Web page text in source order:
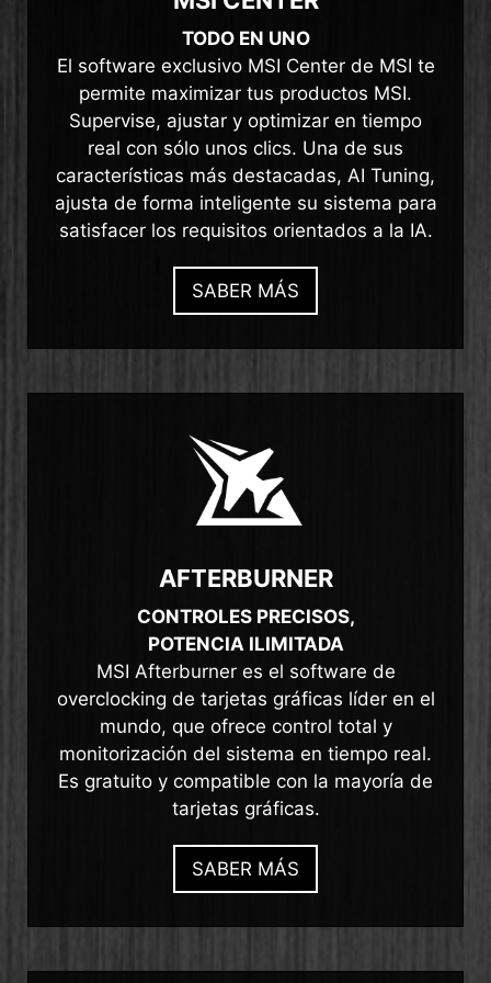
TODO EN UNO
El software exclusivo MSI Center de MSI te
permite maximizar tus productos MSI.
Supervise, ajustar y optimizar en tiempo
real con sólo unos clics. Una de sus
características más destacadas, AI Tuning,
ajusta de forma inteligente su sistema para
satisfacer los requisitos orientados a la IA.
SABER MÁS
AFTERBURNER
CONTROLES PRECISOS,
POTENCIA ILIMITADA
MSI Afterburner es el software de
overclocking de tarjetas gráficas líder en el
mundo, que ofrece control total y
monitorización del sistema en tiempo real.
Es gratuito y compatible con la mayoría de
tarjetas gráficas.
SABER MÁS